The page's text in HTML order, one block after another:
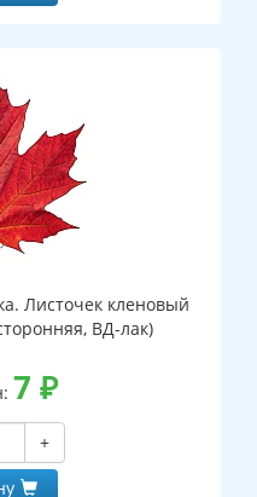
Листочек кленовый
ВД-лак)
7 ₽
+